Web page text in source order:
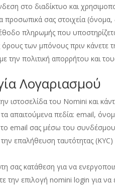
στο διαδίκτυο και
προσωπικά σας στοιχεία (όνομα,
πληρωμής που
όρους των μπόνους πριν κάνετε
την πολιτική απορρήτου και
Λογαριασμού
ιστοσελίδα του Nomini και
απαιτούμενα πεδία: email,
το email σας μέσω του
επαλήθευση ταυτότητας (KYC)
σας κατάθεση για να
την επιλογή nomini login για